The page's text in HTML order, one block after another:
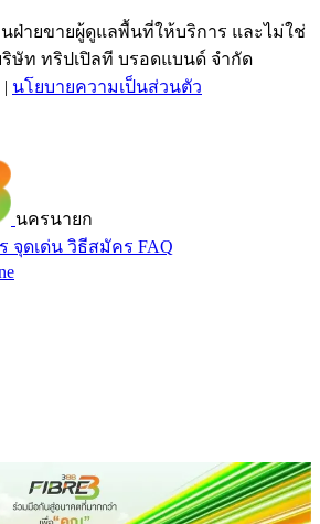
ฝ่ายขายผู้ดูแลพื้นที่ให้บริการ และไม่ใช่
ริษัท ทริปเปิลที บรอดแบนด์ จำกัด
| นโยบายความเป็นส่วนตัว
นครนายก
จุดเด่น วิธีสมัคร FAQ
121-4430
Line @tan3bb